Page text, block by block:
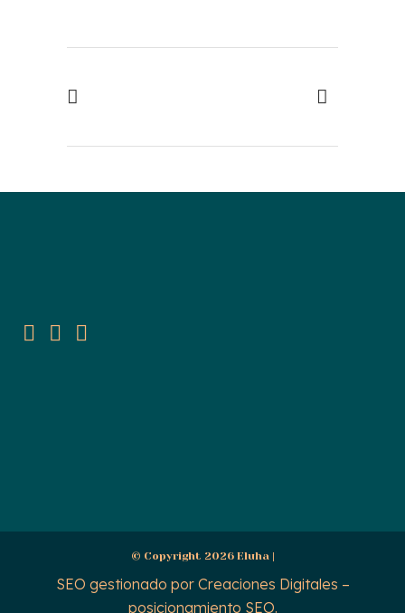
© Copyright 2026 Eluha |
SEO gestionado por Creaciones Digitales –
posicionamiento SEO.